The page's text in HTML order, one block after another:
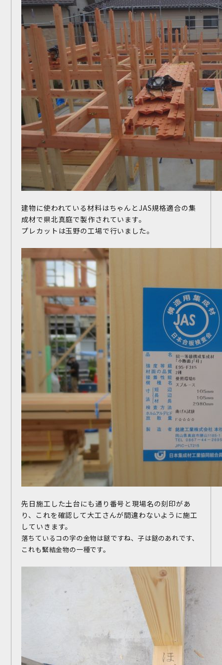
お問い合わせ
建物に使われている材料はちゃんとJAS規格適合の集
成材で県北真庭で製作されています。
プレカットは玉野の工場で行いました。
先日施工した土台にも通り番号と現場名の刻印があ
り、これを確認して大工さんが間違わないように施工
していきます。
落ちているコの字の金物は鎹ですね、子は鎹のあれです、
これも緊結金物の一種です。